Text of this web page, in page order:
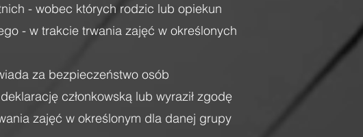
- wobec których rodzic lub opiekun
- w trakcie trwania zajęć w określonych
za bezpieczeństwo osób
członkowską lub wyraził zgodę
zajęć w określonym dla danej grupy